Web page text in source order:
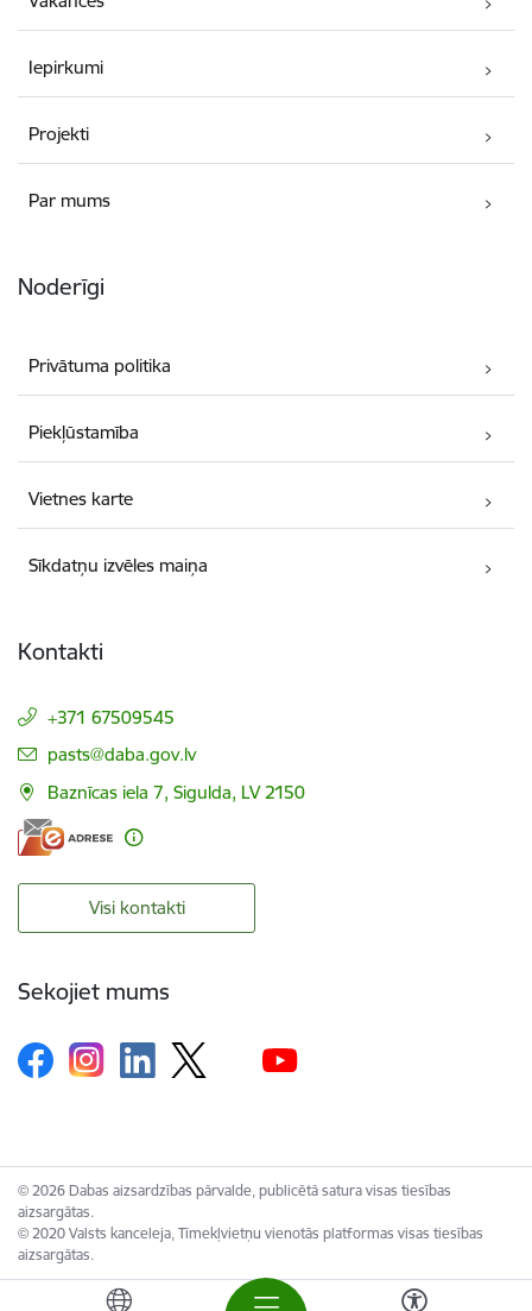
Iepirkumi
Projekti
Par mums
Noderīgi
Privātuma politika
Piekļūstamība
Vietnes karte
Sīkdatņu izvēles maiņa
Kontakti
+371 67509545
E-pasts:
pasts@daba.gov.lv
Baznīcas iela 7, Sigulda, LV 2150
Visi kontakti
Sekojiet mums
© 2026 Dabas aizsardzības pārvalde, publicētā satura visas tiesības
aizsargātas.
© 2020 Valsts kanceleja, Tīmekļvietņu vienotās platformas visas tiesības
aizsargātas.